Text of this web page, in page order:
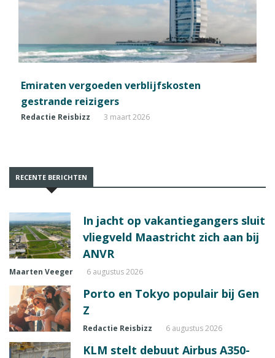
Emiraten vergoeden verblijfskosten
gestrande reizigers
Redactie Reisbizz 3 maart 2026
RECENTE BERICHTEN
In jacht op vakantiegangers sluit
vliegveld Maastricht zich aan bij
ANVR
Maarten Veeger 6 augustus 2026
Porto en Tokyo populair bij Gen
Z
Redactie Reisbizz 6 augustus 2026
KLM stelt debuut Airbus A350-